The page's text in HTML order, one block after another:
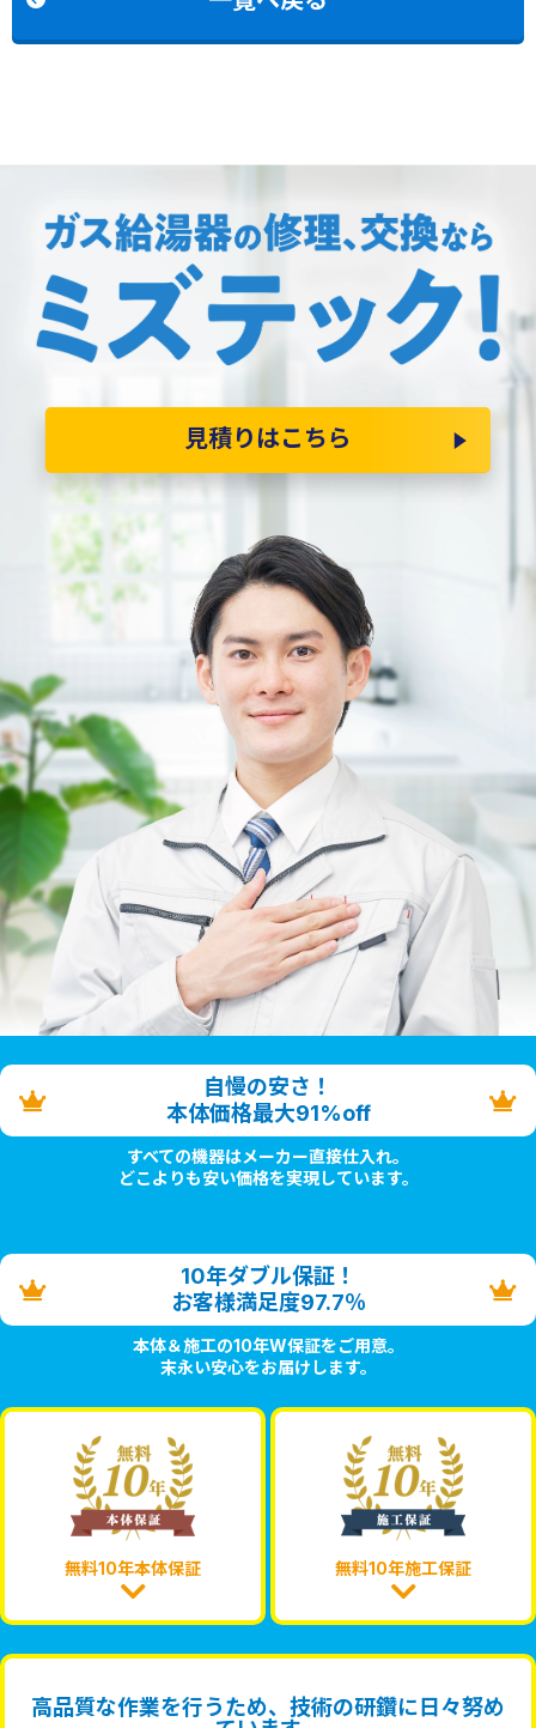
見積りはこちら
自慢の安さ！
本体価格最大91%off
すべての機器はメーカー直接仕入れ。
どこよりも安い価格を実現しています。
10年ダブル保証！
お客様満足度97.7％
本体＆施工の10年W保証をご用意。
末永い安心をお届けします。
無料10年本体保証 無料10年施工保証
高品質な作業を行うため、技術の研鑽に日々努め